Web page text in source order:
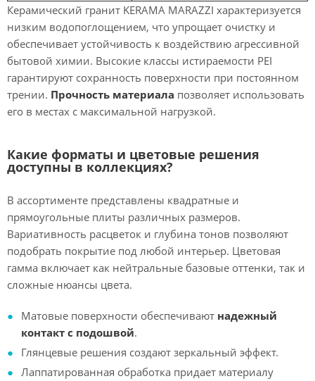
Керамический гранит KERAMA MARAZZI характеризуется
низким водопоглощением, что упрощает очистку и
обеспечивает устойчивость к воздействию агрессивной
бытовой химии. Высокие классы истираемости PEI
гарантируют сохранность поверхности при постоянном
трении. Прочность материала позволяет использовать
его в местах с максимальной нагрузкой.
Какие форматы и цветовые решения
доступны в коллекциях?
В ассортименте представлены квадратные и
прямоугольные плиты различных размеров.
Вариативность расцветок и глубина тонов позволяют
подобрать покрытие под любой интерьер. Цветовая
гамма включает как нейтральные базовые оттенки, так и
сложные нюансы цвета.
Матовые поверхности обеспечивают надежный
контакт с подошвой.
Глянцевые решения создают зеркальный эффект.
Лаппатированная обработка придает материалу